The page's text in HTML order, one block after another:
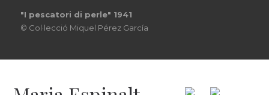
"I pescatori di perle" 1941
© Col·lecció Miquel Pérez García